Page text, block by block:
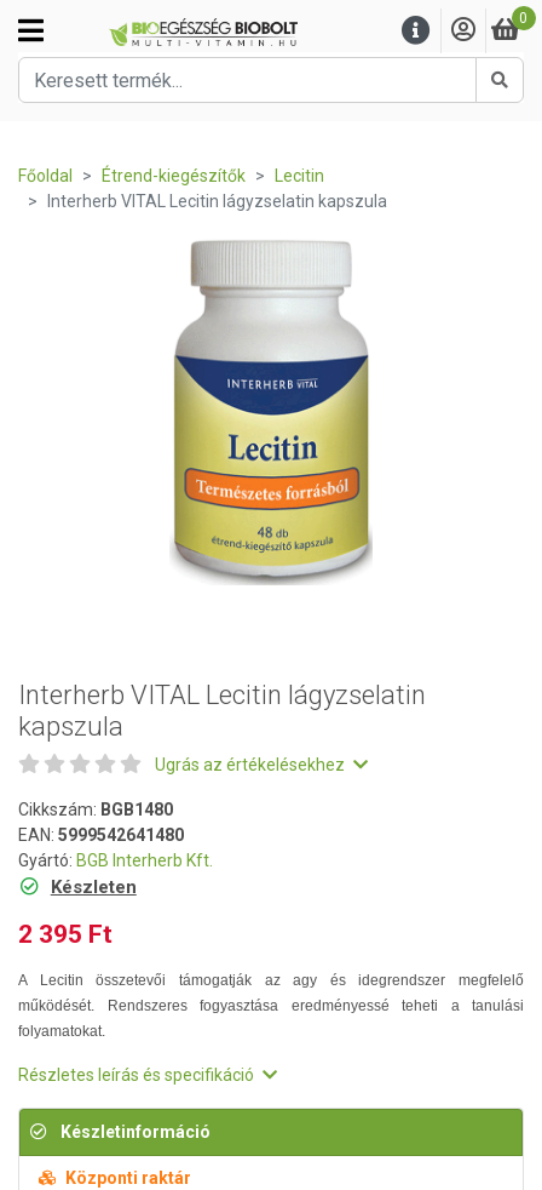
0
Főoldal Étrend-kiegészítők
Lecitin
Interherb VITAL Lecitin lágyzselatin kapszula
Interherb VITAL Lecitin lágyzselatin
kapszula
Ugrás az értékelésekhez
Cikkszám: BGB1480
EAN: 5999542641480
Gyártó: BGB Interherb Kft.
Készleten
2 395 Ft
A Lecitin összetevői támogatják az agy és idegrendszer megfelelő
működését. Rendszeres fogyasztása eredményessé teheti a tanulási
folyamatokat.
Részletes leírás és specifikáció
Készletinformáció
Központi raktár